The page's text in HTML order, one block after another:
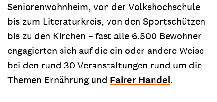
Seniorenwohnheim, von der Volkshochschule
bis zum Literaturkreis, von den Sportschützen
bis zu den Kirchen – fast alle 6.500 Bewohner
engagierten sich auf die ein oder andere Weise
bei den rund 30 Veranstaltungen rund um die
Themen Ernährung und Fairer Handel.